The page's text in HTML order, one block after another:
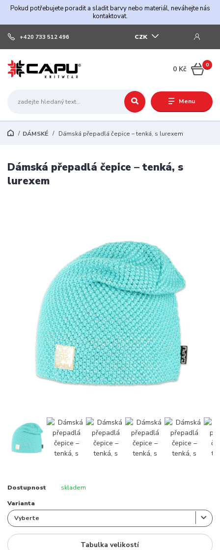
Pokud potřebujete poradit a sladit barvy nebo materiál, neváhejte nás
kontaktovat.
Menu
CZK
+420 733 512 496
0
0 Kč
DÁMSKÉ Dámská přepadlá čepice – tenká, s lurexem
Dámská přepadlá čepice – tenká, s
lurexem
Dostupnost skladem
Varianta
Tabulka velikostí